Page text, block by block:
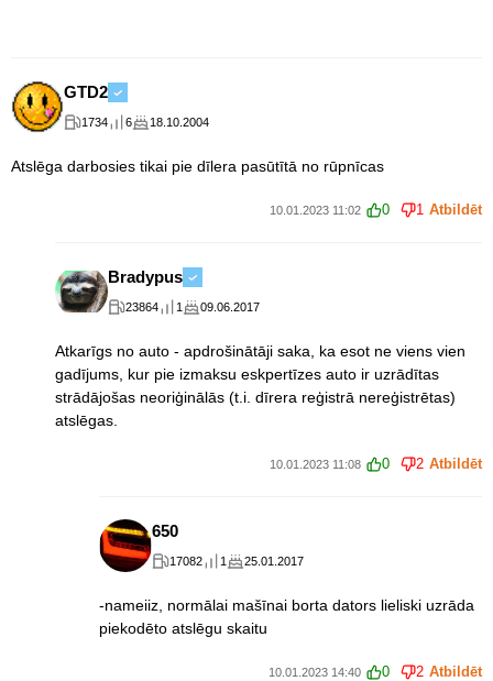
GTD2
1734 6 18.10.2004
Atslēga darbosies tikai pie dīlera pasūtītā no rūpnīcas
10.01.2023 11:02 0 1 Atbildēt
Bradypus
23864 1 09.06.2017
Atkarīgs no auto - apdrošinātāji saka, ka esot ne viens vien
gadījums, kur pie izmaksu eskpertīzes auto ir uzrādītas
strādājošas neoriģinālās (t.i. dīrera reģistrā nereģistrētas)
atslēgas.
10.01.2023 11:08 0 2 Atbildēt
650
17082 1 25.01.2017
-nameiiz, normālai mašīnai borta dators lieliski uzrāda
piekodēto atslēgu skaitu
10.01.2023 14:40 0 2 Atbildēt